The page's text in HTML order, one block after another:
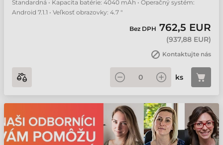
Štandardná • Kapacita batérie: 4040 mAh • Operačný systém:
Android 7.1.1 • Veľkosť obrazovky: 4.7 "
Bez DPH 762,5 EUR
(937,88 EUR)
Kontaktujte nás
ks